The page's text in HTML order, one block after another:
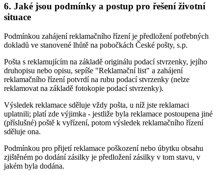
6. Jaké jsou podmínky a postup pro řešení životní
situace
Podmínkou zahájení reklamačního řízení je předložení potřebných
dokladů ve stanovené lhůtě na pobočkách České pošty, s.p.
Pošta s reklamujícím na základě originálu podací stvrzenky, jejího
druhopisu nebo opisu, sepíše "Reklamační list" a zahájení
reklamačního řízení potvrdí na rubu podací stvrzenky (nelze
reklamovat na základě fotokopie podací stvrzenky).
Výsledek reklamace sděluje vždy pošta, u níž jste reklamaci
uplatnili; platí zde výjimka - jestliže byla reklamace postoupena jiné
(příslušné) poště k vyřízení, potom výsledek reklamačního řízení
sděluje ona.
Podmínkou pro přijetí reklamace poškození nebo úbytku obsahu
zjištěném po dodání zásilky je předložení zásilky v tom stavu, v
jakém byla dodána.